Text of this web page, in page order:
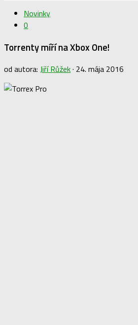
Novinky
0
Torrenty míří na Xbox One!
od autora: Jiří Růžek· 24. mája 2016